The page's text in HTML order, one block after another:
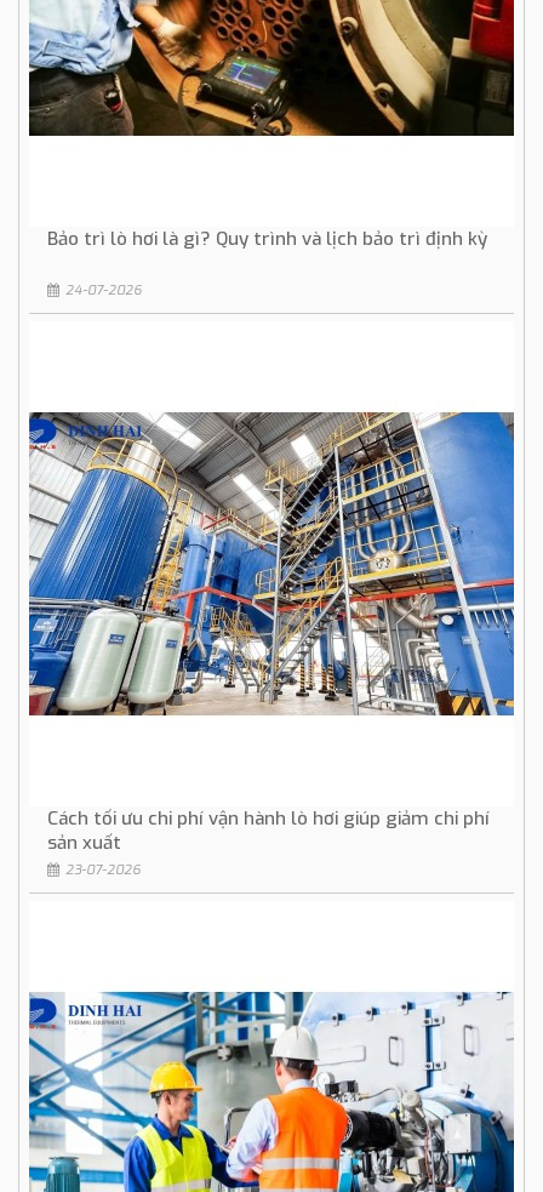
Bảo trì lò hơi là gì? Quy trình và lịch bảo trì định kỳ
24-07-2026
Cách tối ưu chi phí vận hành lò hơi giúp giảm chi phí
sản xuất
23-07-2026